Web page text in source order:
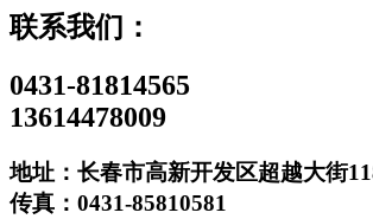
联系我们：
0431-81814565
13614478009
地址：长春市高新开发区超越大街
传真：0431-85810581